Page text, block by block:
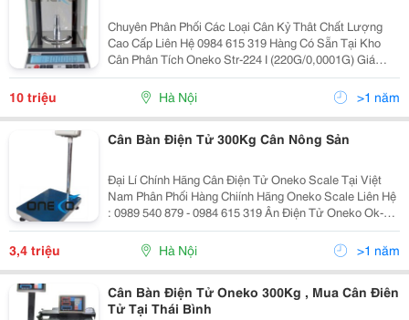
Chuyên Phân Phối Các Loại Cân Kỷ Thât Chất Lượng
Cao Cấp Liên Hệ 0984 615 319 Hàng Có Sẵn Tại Kho
Cân Phân Tích Oneko Str-224 I (220G/0,0001G) Giá
Bán: 0 Vnđ 0 Vnđ Mô Tả Ngắn : Cân Điện Tử Phân Tích
Nhiều Tính Năng Vượt
10 triệu Hà Nội >1 năm
Cân Bàn Điện Tử 300Kg Cân Nông Sản
Đại Lí Chính Hãng Cân Điện Tử Oneko Scale Tại Việt
Nam Phân Phối Hàng Chiính Hãng Oneko Scale Liên Hệ
: 0989 540 879 - 0984 615 319 Ân Điện Tử Oneko Ok-
150 (150Kg/20G) Cân Bàn Điện Tử Oneko Scale Với
Khung Cân Được Thiết Kế Vô Cù
3,4 triệu Hà Nội >1 năm
Cân Bàn Điện Tử Oneko 300Kg , Mua Cân Điên
Tử Tại Thái Bình